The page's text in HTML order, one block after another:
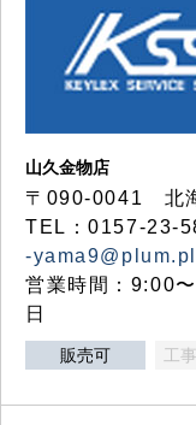
山久金物店
〒090-0041 北
TEL：0157-23-
-
営業時間：9:00
日
販売可 工